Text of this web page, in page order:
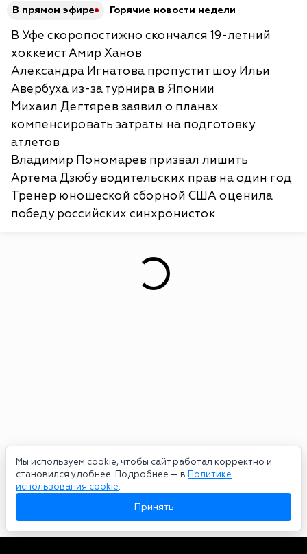
Мы используем cookie, чтобы сайт работал корректно и
становился удобнее. Подробнее — в Политике
использования cookie.
Принять
В прямом эфире Горячие новости недели
В Уфе скоропостижно скончался 19-летний
хоккеист Амир Ханов
Александра Игнатова пропустит шоу Ильи
Авербуха из-за турнира в Японии
Михаил Дегтярев заявил о планах
компенсировать затраты на подготовку
атлетов
Владимир Пономарев призвал лишить
Артема Дзюбу водительских прав на один год
Тренер юношеской сборной США оценила
победу российских синхронисток